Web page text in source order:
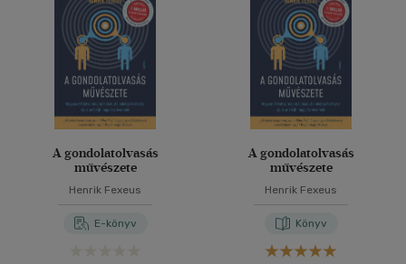
A gondolatolvasás
művészete
Henrik Fexeus
E-könyv
A gondolatolvasás
művészete
Henrik Fexeus
Könyv